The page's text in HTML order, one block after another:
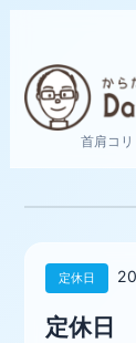
首肩コ
定休日
定休日